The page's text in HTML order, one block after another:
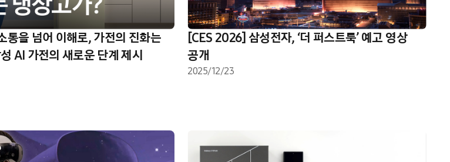
통을 넘어 이해로, 가전의 진화는
AI 가전의 새로운 단계 제시
[CES 2026] 삼성전자, ‘더 퍼스트룩’ 예고 영상
공개
2025/12/23